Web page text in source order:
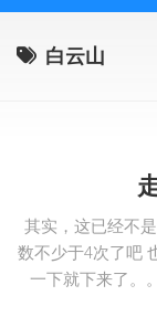
白云山
其实，这已经不
数不少于4次了吧
一下就下来了。